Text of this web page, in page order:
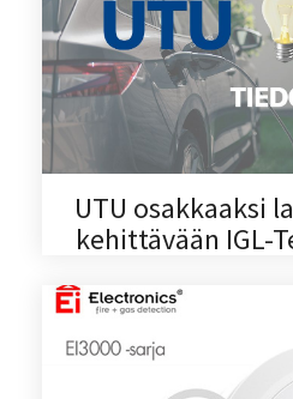
UTU osakkaaksi
kehittävään IGL-